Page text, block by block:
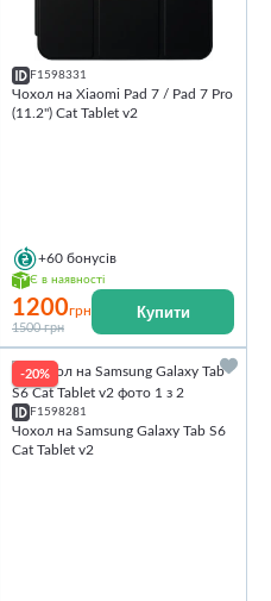
F1598331
Чохол на Xiaomi Pad 7 / Pad 7 Pro
(11.2") Cat Tablet v2
+60 бонусів
Є в наявності
1200грн
1500 грн
Купити
-20%
F1598281
Чохол на Samsung Galaxy Tab S6
Cat Tablet v2